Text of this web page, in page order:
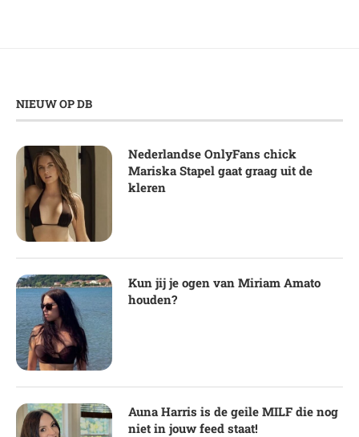
NIEUW OP DB
Nederlandse OnlyFans chick
Mariska Stapel gaat graag uit de
kleren
Kun jij je ogen van Miriam Amato
houden?
Auna Harris is de geile MILF die nog
niet in jouw feed staat!